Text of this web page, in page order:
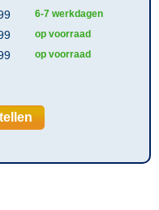
6-7 werkdagen
op voorraad
op voorraad